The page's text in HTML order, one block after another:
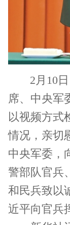
2月10
席、中央军
以视频方式
情况，亲切
中央军委，
警部队官兵
和民兵致以
近平向官兵